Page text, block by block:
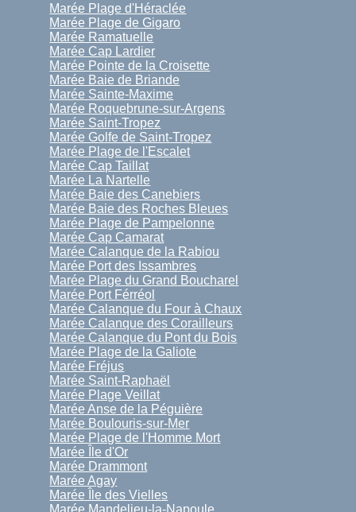
Marée Plage d'Héraclée
Marée Plage de Gigaro
Marée Ramatuelle
Marée Cap Lardier
Marée Pointe de la Croisette
Marée Baie de Briande
Marée Sainte-Maxime
Marée Roquebrune-sur-Argens
Marée Saint-Tropez
Marée Golfe de Saint-Tropez
Marée Plage de l'Escalet
Marée Cap Taillat
Marée La Nartelle
Marée Baie des Canebiers
Marée Baie des Roches Bleues
Marée Plage de Pampelonne
Marée Cap Camarat
Marée Calanque de la Rabiou
Marée Port des Issambres
Marée Plage du Grand Boucharel
Marée Port Férréol
Marée Calanque du Four à Chaux
Marée Calanque des Corailleurs
Marée Calanque du Pont du Bois
Marée Plage de la Galiote
Marée Fréjus
Marée Saint-Raphaël
Marée Plage Veillat
Marée Anse de la Péguière
Marée Boulouris-sur-Mer
Marée Plage de l'Homme Mort
Marée Île d'Or
Marée Drammont
Marée Agay
Marée Île des Vielles
Marée Mandelieu-la-Napoule